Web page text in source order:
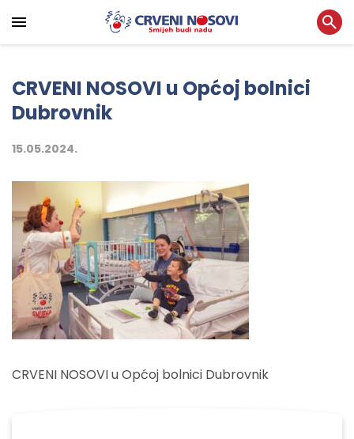
CRVENI NOSOVI u Općoj bolnici
Dubrovnik
15.05.2024.
CRVENI NOSOVI u Općoj bolnici Dubrovnik